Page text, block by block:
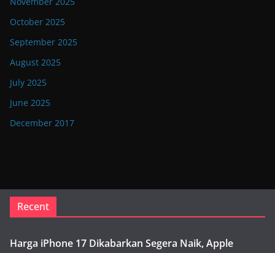
October 2025
September 2025
August 2025
July 2025
June 2025
December 2017
Recent
Harga iPhone 17 Dikabarkan Segera Naik, Apple